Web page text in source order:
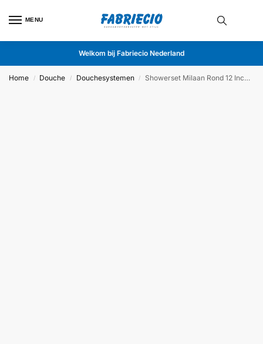
MENU
Welkom bij Fabriecio Nederland
Home / Douche / Douchesystemen / Showerset Milaan Rond 12 Inch Muur Brushed Gold